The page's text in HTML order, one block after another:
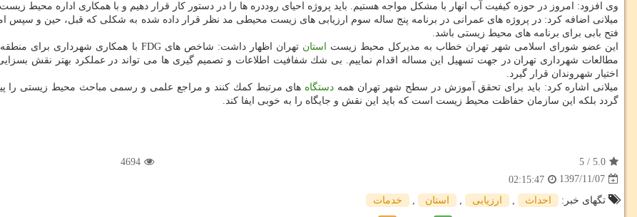
وی افزود: امروز در حوزه كیفیت آب انهار با مشكل مواجه هستیم. باید پروژه احیای روددره ها را در دستور كار قرار دهیم و با همكاری اداره محیط
میلانی اضافه كرد: در پروژه های عمرانی در برنامه پنج ساله سوم ارزیابی های زیست محیطی مد نظر قرار داده شده به شكلی كه قبل، حین و سپس
فتح بابی برای برنامه های محیط زیستی باشد.
این عضو شورای اسلامی شهر تهران خطاب به مدیركل محیط زیست
استان تهران اظهار داشت: شاخص های FDG با همكاری شهرداری برای منطقه شهری تهران
مطالعات شهرداری تهران در جهت تسهیل این مساله اقدام نماییم. بی شك شفافیت اطلاعات و تصمیم گیری ها می تواند در عملكرد بهتر نقش
اختیار شهروندان قرار گیرد.
میلانی اشاره كرد: باید برای تحقق آموزش در سطح شهر تهران همه دستگاه های مرتبط كمك كنند و مراجع علمی و رسمی مباحث محیط زیستی را
گردد بلكه این سازمان حفاظت محیط زیست است كه باید این نقش و جایگاه را به خوبی ایفا كند.
5.0
/
5
4694
1397/11/07
02:15:47
تگهای خبر:
احداث , ارزیابی , استان , خدمات